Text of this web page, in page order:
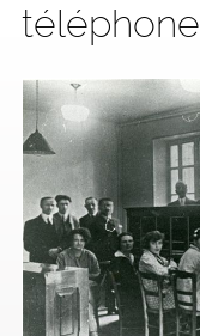
téléphone